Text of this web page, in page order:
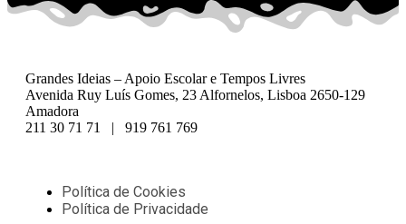
Grandes Ideias – Apoio Escolar e Tempos Livres
Avenida Ruy Luís Gomes, 23 Alfornelos, Lisboa 2650-129
Amadora
211 30 71 71 | 919 761 769
Política de Cookies
Política de Privacidade